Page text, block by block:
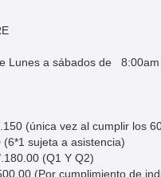
Lunes a sábados de
(única vez al cumplir los
sujeta a asistencia)​
(Q1 Y Q2)​
(Por cumplimiento de